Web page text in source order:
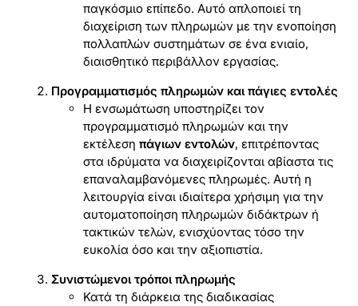
παγκόσμιο επίπεδο. Αυτό απλοποιεί τη
διαχείριση των πληρωμών με την ενοποίηση
πολλαπλών συστημάτων σε ένα ενιαίο,
διαισθητικό περιβάλλον εργασίας.
Προγραμματισμός πληρωμών και πάγιες εντολές
Η ενσωμάτωση υποστηρίζει τον
προγραμματισμό πληρωμών και την
εκτέλεση πάγιων εντολών, επιτρέποντας
στα ιδρύματα να διαχειρίζονται αβίαστα τις
επαναλαμβανόμενες πληρωμές. Αυτή η
λειτουργία είναι ιδιαίτερα χρήσιμη για την
αυτοματοποίηση πληρωμών διδάκτρων ή
τακτικών τελών, ενισχύοντας τόσο την
ευκολία όσο και την αξιοπιστία.
Συνιστώμενοι τρόποι πληρωμής
Κατά τη διάρκεια της διαδικασίας